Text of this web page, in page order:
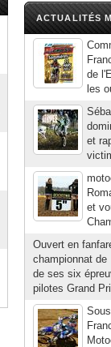
ACTUALITÉS
de
les
et
et
Ouvert en
championnat
de ses six
pilotes Grand